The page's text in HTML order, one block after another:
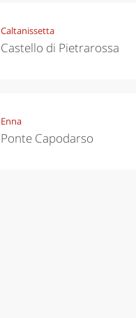
Caltanissetta
Castello di Pietrarossa
Enna
Ponte Capodarso